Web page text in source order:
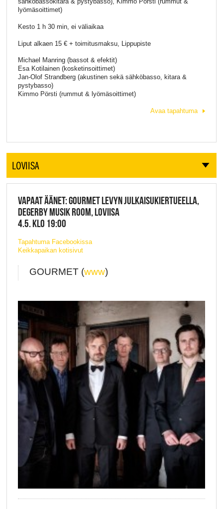
lyömäsoittimet)
Kesto 1 h 30 min, ei väliaikaa
Liput alkaen 15 € + toimitusmaksu, Lippupiste
Michael Manring (bassot & efektit)
Esa Kotilainen (kosketinsoittimet)
Jan-Olof Strandberg (akustinen sekä sähköbasso, kitara &
pystybasso)
Kimmo Pörsti (rummut & lyömäsoittimet)
Avaa tapahtuma
LOVIISA
VAPAAT ÄÄNET: GOURMET LEVYN JULKAISUKIERTUEELLA,
DEGERBY MUSIK ROOM, LOVIISA
4.5. KLO 19:00
Tapahtuma Facebookissa
Keikkapaikan kotisivut
GOURMET (www)